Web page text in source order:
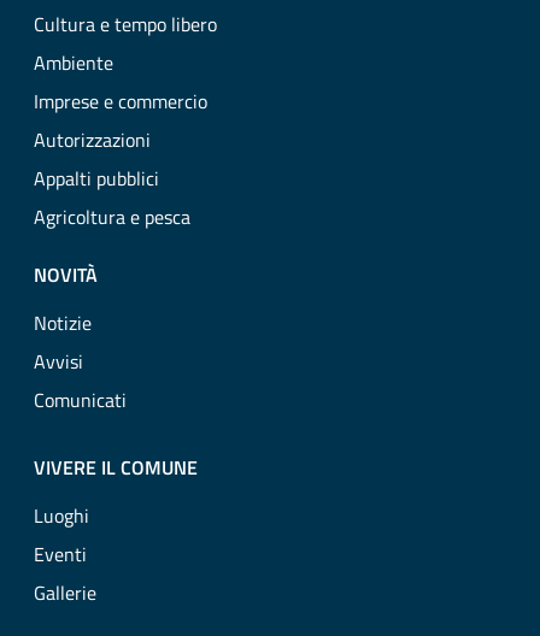
Cultura e tempo libero
Ambiente
Imprese e commercio
Autorizzazioni
Appalti pubblici
Agricoltura e pesca
NOVITÀ
Notizie
Avvisi
Comunicati
VIVERE IL COMUNE
Luoghi
Eventi
Gallerie